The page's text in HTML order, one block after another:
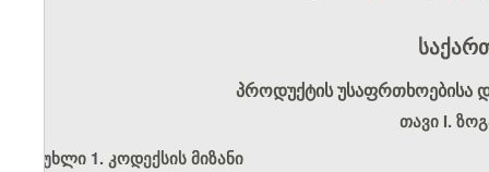
პროდუქტის უსაფრთხოებისა
თავი I.
მუხლი 1. კოდექსის მიზანი